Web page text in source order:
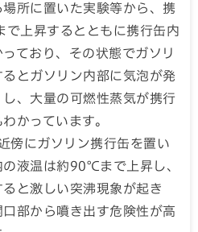
所に置いた実験等から、携
上昇するとともに携行缶内
ており、その状態でガソリ
とガソリン内部に気泡が発
、大量の可燃性蒸気が携行
かっています。
傍にガソリン携行缶を置い
液温は約90℃まで上昇し、
と激しい突沸現象が起き
部から噴き出す危険性が高